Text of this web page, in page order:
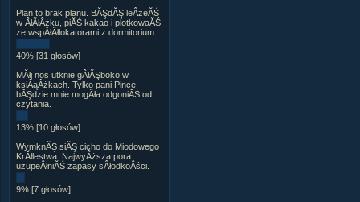
Plan to brak planu. BĂŞdĂŞ leÂżeĂŚ
w ÂłĂłÂżku, piĂŚ kakao i plotkowaĂŚ
ze wspĂłÂłlokatorami z dormitorium.
40% [31 głosów]
MĂłj nos utknie gÂłĂŞboko w
ksiÂąÂżkach. Tylko pani Pince
bĂŞdzie mnie mogÂła odgoniĂŚ od
czytania.
13% [10 głosów]
WymknĂŞ siĂŞ cicho do Miodowego
KrĂłlestwa. NajwyÂższa pora
uzupeÂłniĂŚ zapasy sÂłodkoÂści.
9% [7 głosów]